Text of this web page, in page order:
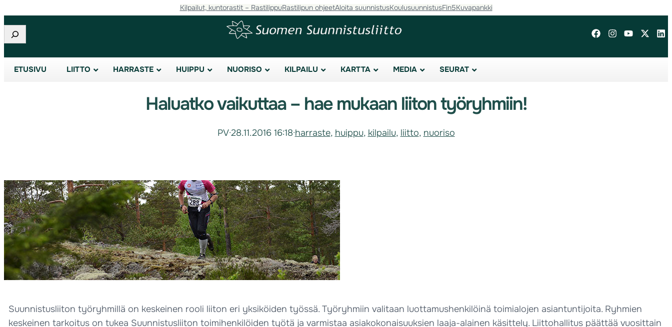
Kilpailut, kuntorastit – RastilippuRastilipun ohjeetAloita suunnistusKoulusuunnistusFin5Kuvapankki
Etsi
ETUSIVU LIITTO HARRASTE HUIPPU NUORISO KILPAILU KARTTA MEDIA SEURAT
Haluatko vaikuttaa – hae mukaan liiton työryhmiin!
PV·28.11.2016 16:18·harraste, huippu, kilpailu, liitto, nuoriso
Suunnistusliiton työryhmillä on keskeinen rooli liiton eri yksiköiden työssä. Työryhmiin valitaan luottamushenkilöinä toimialojen asiantuntijoita. Ryhmien
keskeinen tarkoitus on tukea Suunnistusliiton toimihenkilöiden työtä ja varmistaa asiakokonaisuuksien laaja-alainen käsittely. Liittohallitus päättää vuosittain